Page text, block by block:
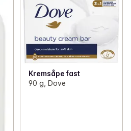
Kremsåpe fast
90 g, Dove